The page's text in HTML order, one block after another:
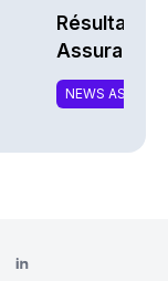
Résultats
NEWS
LinkedIn